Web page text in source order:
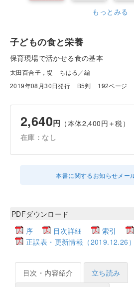
もっとみる
子どもの食と栄養
保育現場で活かせる食の基本
太田百合子，堤 ちはる／編
2019年08月30日発行
B5判 192ページ
2,640円 （本体2,400円＋税）
在庫：なし
本書に関するお知らせメー
PDFダウンロード
序
目次詳細 索引
正誤表・更新情報（2019.12.26）
目次・内容紹介 立ち読み